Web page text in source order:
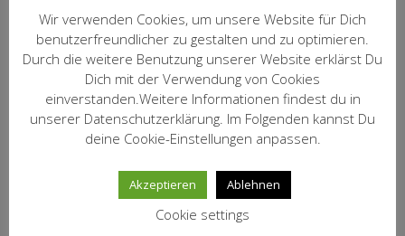
SHOP
KOMPLETTE WEINLISTE
WARENKORB
KASSE
Datenschutzbelehrung
WEINFILTER ÖFFNEN / SCHLIESSEN
2019 Chateau
De L’Hospital
17,50€
inkl. 19 % MwSt.
zzgl.Versandkosten
IN DEN WARENKORB
Wir verwenden Cookies, um unsere Website für Dich
benutzerfreundlicher zu gestalten und zu optimieren.
Durch die weitere Benutzung unserer Website erklärst Du
Dich mit der Verwendung von Cookies
einverstanden.Weitere Informationen findest du in
unserer Datenschutzerklärung. Im Folgenden kannst Du
deine Cookie-Einstellungen anpassen.
Akzeptieren Ablehnen
Cookie settings